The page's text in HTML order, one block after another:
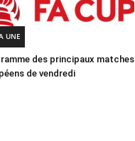
UNE
des principaux matches
de vendredi